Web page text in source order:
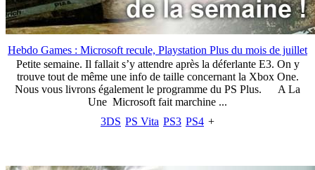
Hebdo Games : Microsoft recule, Playstation Plus du mois de juillet
Petite semaine. Il fallait s’y attendre après la déferlante E3. On y
trouve tout de même une info de taille concernant la Xbox One.
Nous vous livrons également le programme du PS Plus. A La
Une Microsoft fait marchine ...
3DS PS Vita PS3 PS4 +